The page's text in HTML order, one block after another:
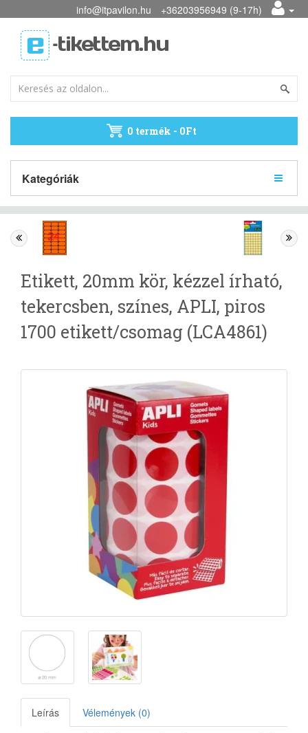
info@itpavilon.hu +36203956949 (9-17h)
0 termék - 0Ft
Kategóriák
Etikett, 20mm kör, kézzel írható,
tekercsben, színes, APLI, piros
1700 etikett/csomag (LCA4861)
Leírás Vélemények (0)